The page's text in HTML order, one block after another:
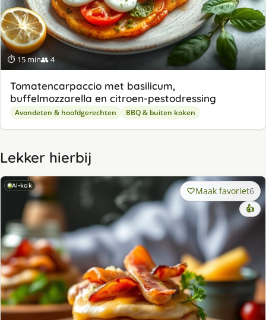
⏱ 15 min👥 4
Tomatencarpaccio met basilicum,
buffelmozzarella en citroen-pestodressing
Avondeten & hoofdgerechten BBQ & buiten koken
Lekker hierbij
AI-kok Maak favoriet6
👍